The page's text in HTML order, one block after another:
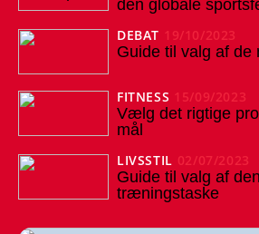
den globale
DEBAT 19/10/2023
Guide til valg af de
FITNESS 15/09/2023
Vælg det rigtige
mål
LIVSSTIL 02/07/2023
Guide til valg af
træningstaske